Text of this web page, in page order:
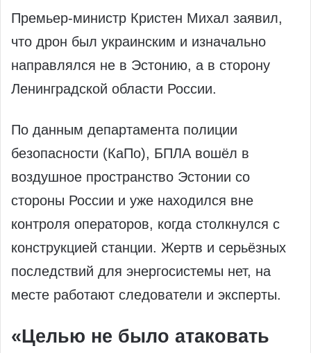
Премьер-министр Кристен Михал заявил,
что дрон был украинским и изначально
направлялся не в Эстонию, а в сторону
Ленинградской области России.
По данным департамента полиции
безопасности (КаПо), БПЛА вошёл в
воздушное пространство Эстонии со
стороны России и уже находился вне
контроля операторов, когда столкнулся с
конструкцией станции. Жертв и серьёзных
последствий для энергосистемы нет, на
месте работают следователи и эксперты.
«Целью не было атаковать